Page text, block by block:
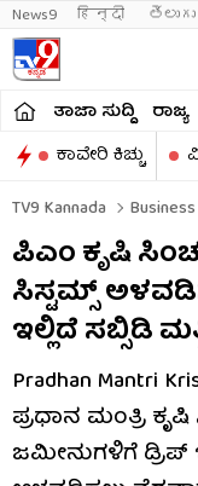
News9 हिन्दी తెలుగు
ತಾಜಾ ಸುದ್ದಿ ರಾಜ್ಯ
ಕಾವೇರಿ ಕಿಚ್ಚು
TV9 Kannada
Business
ಪಿಎಂ ಕೃಷಿ
ಸಿಸ್ಟಮ್ಸ್
ಇಲ್ಲಿದೆ ಸಬ್ಸಿಡಿ
Pradhan Mantri
ಪ್ರಧಾನ ಮಂತ್ರಿ
ಜಮೀನುಗಳಿಗೆ ಡ್ರಿಪ್